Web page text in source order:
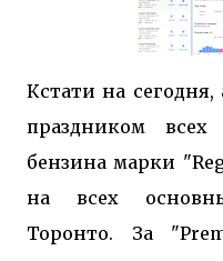
Кстати на сегодня,
праздником всех
бензина марки
на всех
Торонто. За